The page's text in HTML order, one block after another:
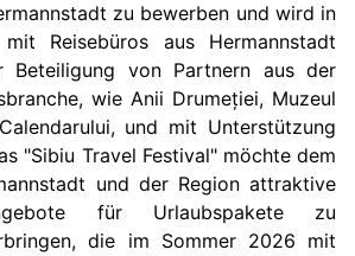
zu bewerben und wird in
mit Reisebüros aus Hermannstadt
Beteiligung von Partnern aus der
wie Anii Drumeției, Muzeul
und mit Unterstützung
"Sibiu Travel Festival" möchte dem
und der Region attraktive
für Urlaubspakete zu
die im Sommer 2026 mit